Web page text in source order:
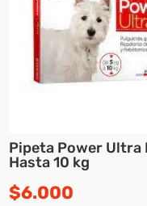
Pipeta Power Ultra
Hasta 10 kg
$6.000